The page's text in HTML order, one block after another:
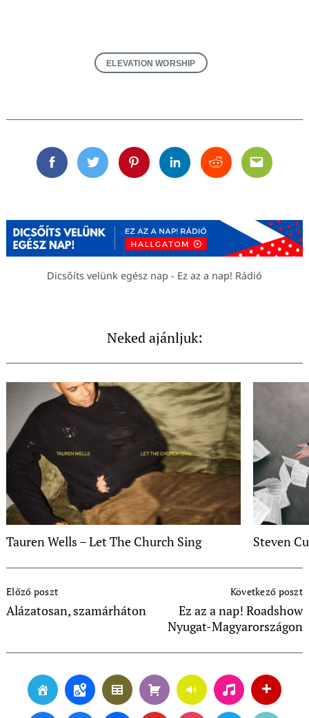
ELEVATION WORSHIP
FacebookTwitterPinterestLinkedinRedditEmail
Dicsőíts velünk egész nap - Ez az a nap! Rádió
Neked ajánljuk:
Tauren Wells – Let The Church Sing Steven
Navigation
Előző poszt
Alázatosan, szamárháton
Következő poszt
Ez az a nap! Roadshow
Nyugat-Magyarországon